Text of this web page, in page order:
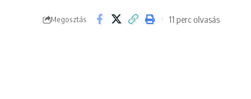
Megosztás 11 perc olvasás